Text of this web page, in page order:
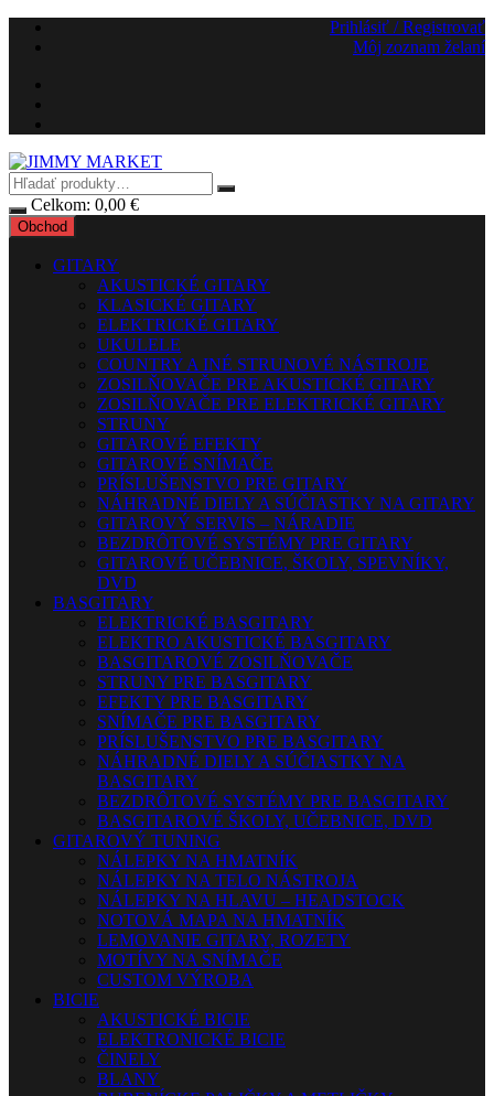
Preskočiť
Prihlásiť / Registrovať
Môj zoznam želaní
Celkom: 0,00 €
Obchod
GITARY
AKUSTICKÉ GITARY
KLASICKÉ GITARY
ELEKTRICKÉ GITARY
UKULELE
COUNTRY A INÉ STRUNOVÉ NÁSTROJE
ZOSILŇOVAČE PRE AKUSTICKÉ GITARY
ZOSILŇOVAČE PRE ELEKTRICKÉ GITARY
STRUNY
GITAROVÉ EFEKTY
GITAROVÉ SNÍMAČE
PRÍSLUŠENSTVO PRE GITARY
NÁHRADNÉ DIELY A SÚČIASTKY NA GITARY
GITAROVÝ SERVIS – NÁRADIE
BEZDRÔTOVÉ SYSTÉMY PRE GITARY
GITAROVÉ UČEBNICE, ŠKOLY, SPEVNÍKY,
DVD
BASGITARY
ELEKTRICKÉ BASGITARY
ELEKTRO AKUSTICKÉ BASGITARY
BASGITAROVÉ ZOSILŇOVAČE
STRUNY PRE BASGITARY
EFEKTY PRE BASGITARY
SNÍMAČE PRE BASGITARY
PRÍSLUŠENSTVO PRE BASGITARY
NÁHRADNÉ DIELY A SÚČIASTKY NA
BASGITARY
BEZDRÔTOVÉ SYSTÉMY PRE BASGITARY
BASGITAROVÉ ŠKOLY, UČEBNICE, DVD
GITAROVÝ TUNING
NÁLEPKY NA HMATNÍK
NÁLEPKY NA TELO NÁSTROJA
NÁLEPKY NA HLAVU – HEADSTOCK
NOTOVÁ MAPA NA HMATNÍK
LEMOVANIE GITARY, ROZETY
MOTÍVY NA SNÍMAČE
CUSTOM VÝROBA
BICIE
AKUSTICKÉ BICIE
ELEKTRONICKÉ BICIE
ČINELY
BLANY